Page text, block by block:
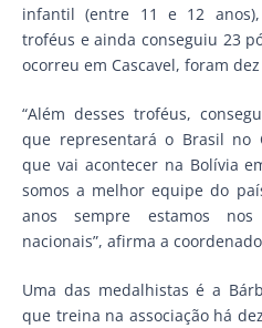
infantil (entre 11 e 12
troféus e ainda conseguiu 23
ocorreu em Cascavel, foram
“Além desses troféus,
que representará o Brasil no
que vai acontecer na Bolívia
somos a melhor equipe do
anos sempre estamos
nacionais”, afirma a
Uma das medalhistas é a
que treina na associação há